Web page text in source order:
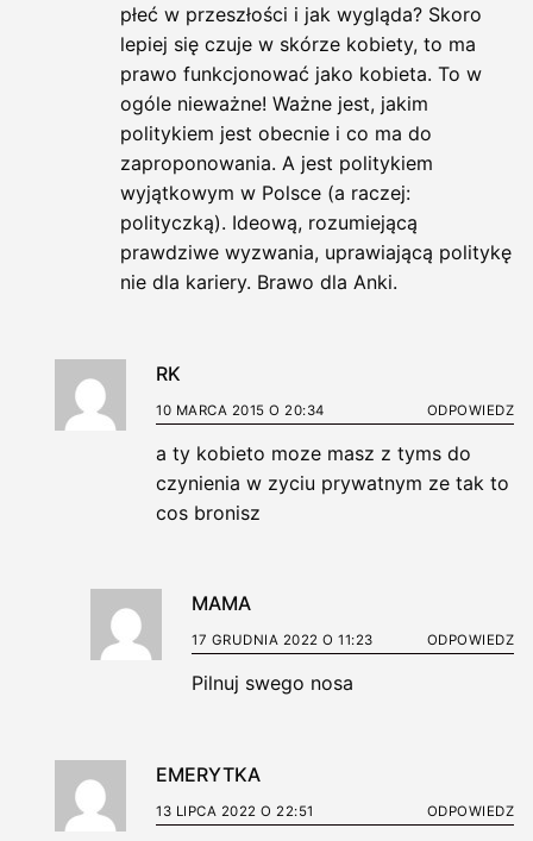
płeć w przeszłości i jak wygląda? Skoro
lepiej się czuje w skórze kobiety, to ma
prawo funkcjonować jako kobieta. To w
ogóle nieważne! Ważne jest, jakim
politykiem jest obecnie i co ma do
zaproponowania. A jest politykiem
wyjątkowym w Polsce (a raczej:
polityczką). Ideową, rozumiejącą
prawdziwe wyzwania, uprawiającą politykę
nie dla kariery. Brawo dla Anki.
RK
10 MARCA 2015 O 20:34 ODPOWIEDZ
a ty kobieto moze masz z tyms do
czynienia w zyciu prywatnym ze tak to
cos bronisz
MAMA
17 GRUDNIA 2022 O 11:23 ODPOWIEDZ
Pilnuj swego nosa
EMERYTKA
13 LIPCA 2022 O 22:51 ODPOWIEDZ